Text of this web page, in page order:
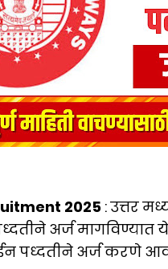
2025 : उत्तर
अर्ज मागविण्यात
पध्दतीने अर्ज करणे